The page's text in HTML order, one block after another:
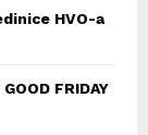
HVO-a
FRIDAY